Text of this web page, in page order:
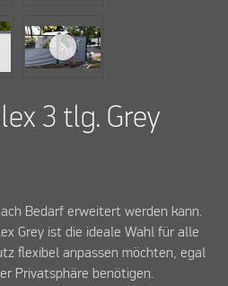
3 tlg. Grey
Bedarf erweitert werden kann.
Grey ist die ideale Wahl für alle
flexibel anpassen möchten, egal
Privatsphäre benötigen.